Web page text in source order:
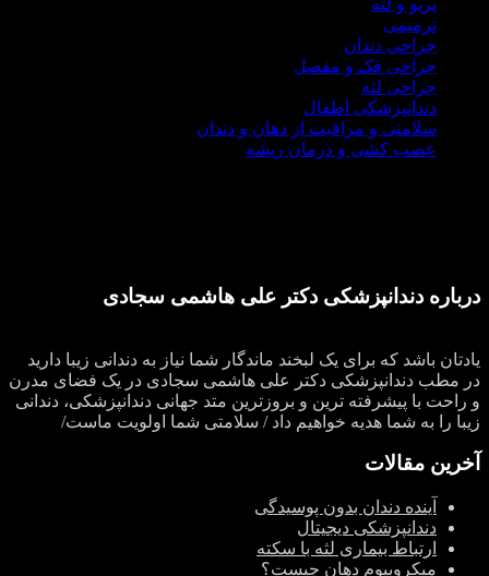
پریو و لثه
ترمیمی
جراحی دندان
جراحی فک و مفصل
جراحی لثه
دندانپزشکی اطفال
سلامتی و مراقبت از دهان و دندان
عصب کشی و درمان ریشه
درباره دندانپزشکی دکتر علی هاشمی سجادی
یادتان باشد که برای یک لبخند ماندگار شما نیاز به دندانی زیبا دارید
در مطب دندانپزشکی دکتر علی هاشمی سجادی در یک فضای مدرن
و راحت با پیشرفته ترین و بروزترین متد جهانی دندانپزشکی، دندانی
زیبا را به شما هدیه خواهیم داد / سلامتی شما اولویت ماست/
آخرین مقالات
آینده دندان بدون پوسیدگی
دندانپزشکی دیجیتال
ارتباط بیماری لثه با سکته
میکروبیوم دهان چیست؟